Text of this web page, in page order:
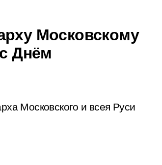
Московскому
Днём
Московского и всея Руси